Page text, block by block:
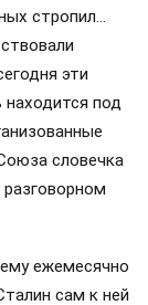
стропил…
эти
под
словечка
разговорном
ежемесячно
сам к ней